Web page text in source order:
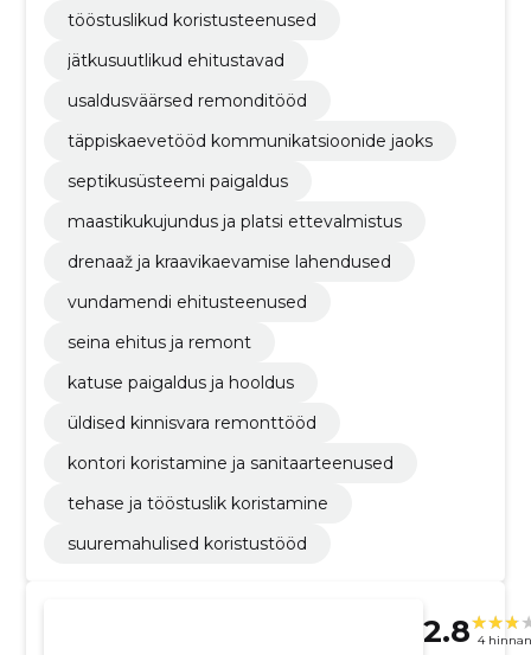
tööstuslikud koristusteenused
jätkusuutlikud ehitustavad
usaldusväärsed remonditööd
täppiskaevetööd kommunikatsioonide jaoks
septikusüsteemi paigaldus
maastikukujundus ja platsi ettevalmistus
drenaaž ja kraavikaevamise lahendused
vundamendi ehitusteenused
seina ehitus ja remont
katuse paigaldus ja hooldus
üldised kinnisvara remonttööd
kontori koristamine ja sanitaarteenused
tehase ja tööstuslik koristamine
suuremahulised koristustööd
2.8 4